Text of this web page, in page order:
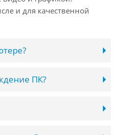
и для качественной
ПК?